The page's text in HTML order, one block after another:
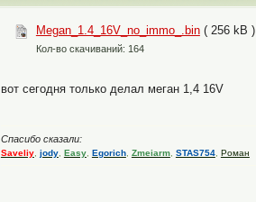
Megan_1.4_16V_no_immo_.bin( 256 kB )
Кол-во скачиваний: 164
вот сегодня только делал меган 1,4 16V
Спасибо сказали:
Saveliy, jody, Easy, Egorich, Zmeiarm, STAS754, Роман